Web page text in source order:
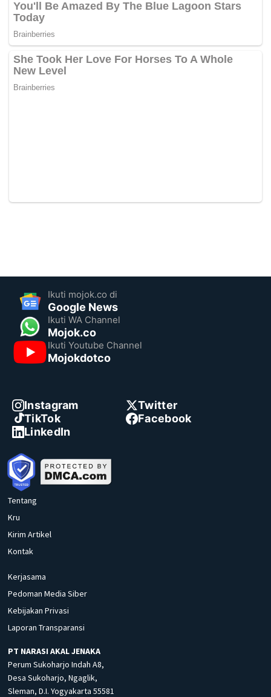
Ikuti mojok.co di
Google News
Ikuti WA Channel
Mojok.co
Ikuti Youtube Channel
Mojokdotco
Instagram
Twitter
TikTok
Facebook
LinkedIn
Tentang
Kru
Kirim Artikel
Kontak
Kerjasama
Pedoman Media Siber
Kebijakan Privasi
Laporan Transparansi
PT NARASI AKAL JENAKA
Perum Sukoharjo Indah A8,
Desa Sukoharjo, Ngaglik,
Sleman, D.I. Yogyakarta 55581